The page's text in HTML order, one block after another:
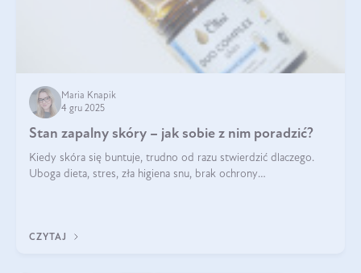
Maria Knapik
4 gru 2025
Stan zapalny skóry – jak sobie z nim poradzić?
Kiedy skóra się buntuje, trudno od razu stwierdzić dlaczego.
Uboga dieta, stres, zła higiena snu, brak ochrony
CZYTAJ